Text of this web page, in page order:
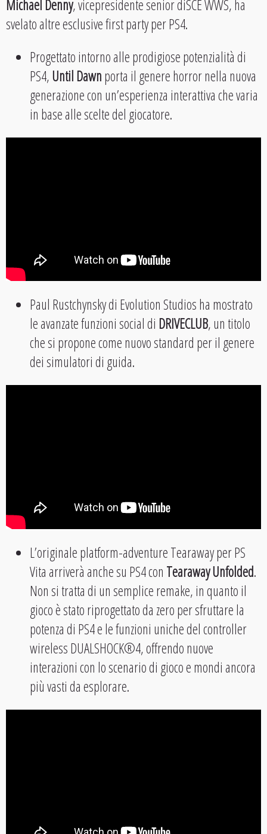
Michael Denny, vicepresidente senior diSCE WWS, ha
svelato altre esclusive first party per PS4.
Progettato intorno alle prodigiose potenzialità di
PS4,Until Dawnporta il genere horror nella nuova
generazione con un’esperienza interattiva che varia
in base alle scelte del giocatore.
Paul Rustchynsky di Evolution Studios ha mostrato
le avanzate funzioni social di DRIVECLUB, un titolo
che si propone come nuovo standard per il genere
dei simulatori di guida.
L’originale platform-adventure Tearaway per PS
Vita arriverà anche su PS4 con Tearaway Unfolded.
Non si tratta di un semplice remake, in quanto il
gioco è stato riprogettato da zero per sfruttare la
potenza di PS4 e le funzioni uniche del controller
wireless DUALSHOCK®4, offrendo nuove
interazioni con lo scenario di gioco e mondi ancora
più vasti da esplorare.